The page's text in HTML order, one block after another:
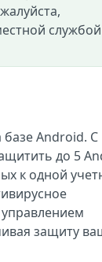
службой
базе Android. С
до 5
к одной
защиту